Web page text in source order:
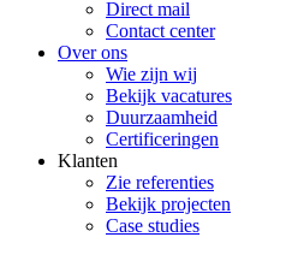
Direct mail
Contact center
Over ons
Wie zijn wij
Bekijk vacatures
Duurzaamheid
Certificeringen
Klanten
Zie referenties
Bekijk projecten
Case studies